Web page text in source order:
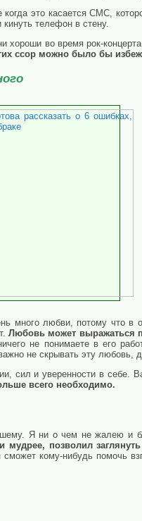
это касается СМС,
кинуть телефон в стену.
хороши во время рок-
ссор можно было бы
много любви, потому что
Любовь может выражаться
не понимаете в его
не скрывать эту любовь,
сил и уверенности в себе.
всего необходимо.
Я ни о чем не жалею и
мудрее, позволил
кому-нибудь помочь